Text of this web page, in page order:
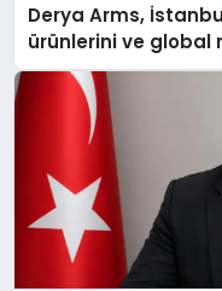
Derya Arms,
ürünlerini ve global